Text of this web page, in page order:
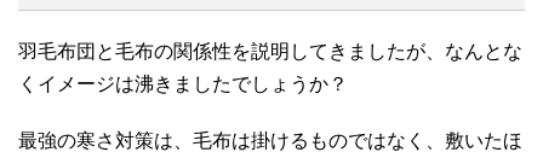
羽毛布団と毛布の関係性を説明してきましたが、なんとな
くイメージは沸きましたでしょうか？
最強の寒さ対策は、毛布は掛けるものではなく、敷いたほ